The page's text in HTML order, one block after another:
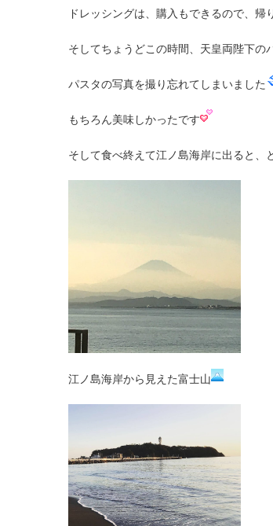
ドレッシングは、購入もできるので、
そしてちょうどこの時間、天皇両陛下の
パスタの写真を撮り忘れてしまいました
もちろん美味しかったです
そして食べ終えて江ノ島海岸に出ると、
江ノ島海岸から見えた富士山